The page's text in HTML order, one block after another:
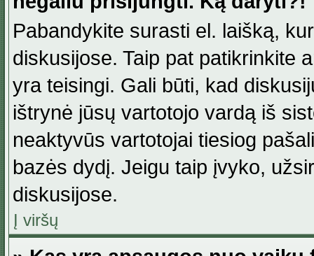
Pabandykite surasti el. laišką,
diskusijose. Taip pat patikrinkite
yra teisingi. Gali būti, kad
ištrynė jūsų vartotojo vardą iš
neaktyvūs vartotojai tiesiog
bazės dydį. Jeigu taip įvyko,
diskusijose.
Į viršų